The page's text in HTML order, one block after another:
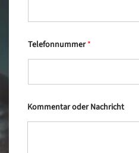
m
c
z
Telefonnummer*
Kommentar oder Nachricht